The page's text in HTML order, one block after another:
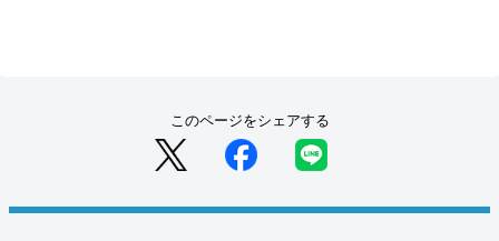
このページをシェアする